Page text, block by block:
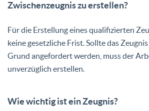
Zwischenzeugnis zu erstellen?
Für die Erstellung eines qualifizierten
keine gesetzliche Frist. Sollte das
Grund angefordert werden, muss der
unverzüglich erstellen.
Wie wichtig ist ein Zeugnis?